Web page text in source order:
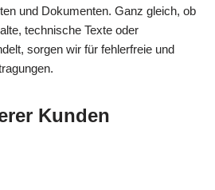
und Dokumenten. Ganz gleich, ob
technische Texte oder
sorgen wir für fehlerfreie und
Kunden